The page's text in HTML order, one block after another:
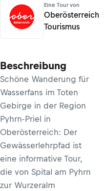
Eine Tour von
Oberösterreich
Tourismus
Beschreibung
Schöne Wanderung für
Wasserfans im Toten
Gebirge in der Region
Pyhrn-Priel in
Oberösterreich: Der
Gewässerlehrpfad ist
eine informative Tour,
die von Spital am Pyhrn
zur Wurzeralm